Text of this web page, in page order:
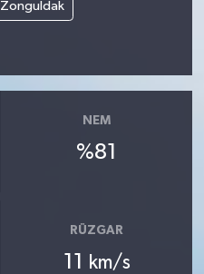
Zonguldak
NEM
%81
RÜZGAR
11 km/s